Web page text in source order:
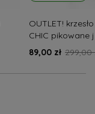
OUTLET!
CHIC pikowane
nowoczesne
89,00 zł 299,00